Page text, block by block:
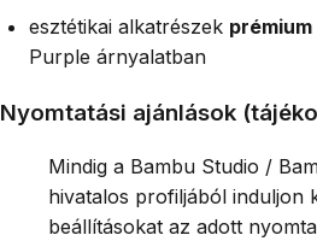
esztétikai alkatrészek
Purple árnyalatban
Nyomtatási ajánlások
Mindig a Bambu Studio /
hivatalos profiljából induljon
beállításokat az adott